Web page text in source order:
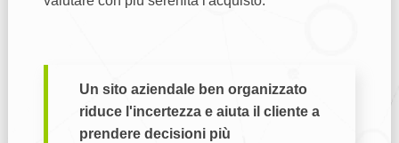
Un sito aziendale ben organizzato
riduce l'incertezza e aiuta il cliente a
prendere decisioni più